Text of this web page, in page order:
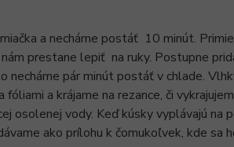
a necháme postáť 10 minút.
prestane lepiť na ruky. Postupne
necháme pár minút postáť v chlade.
a krájame na rezance, či
osolenej vody. Keď kúsky vyplávajú
ako prílohu k čomukoľvek, kde sa